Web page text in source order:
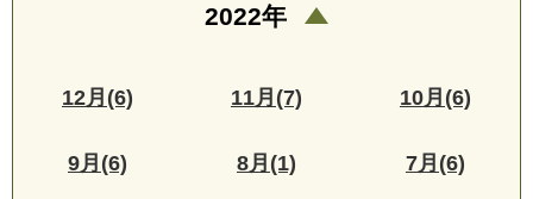
2022年
12月(6) 11月(7) 10月(6)
9月(6) 8月(1) 7月(6)